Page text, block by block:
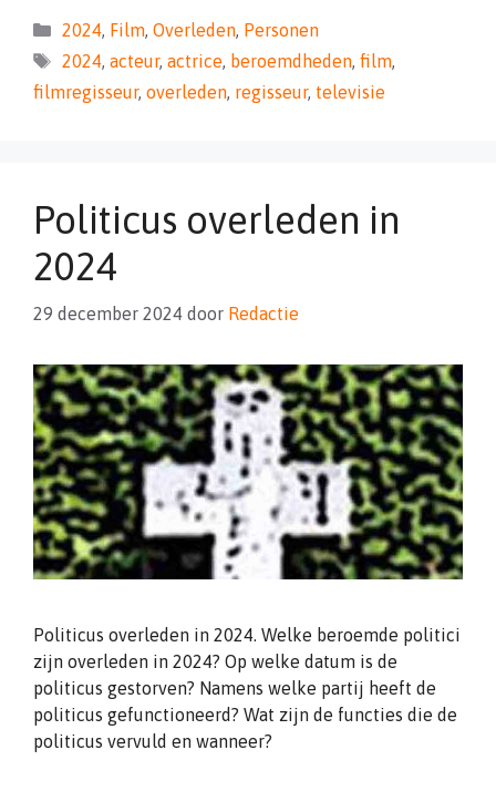
Categorieën
2024, Film, Overleden, Personen
Tags
2024, acteur, actrice, beroemdheden, film,
filmregisseur, overleden, regisseur, televisie
Politicus overleden in
2024
29 december 2024 door Redactie
Politicus overleden in 2024. Welke beroemde politici
zijn overleden in 2024? Op welke datum is de
politicus gestorven? Namens welke partij heeft de
politicus gefunctioneerd? Wat zijn de functies die de
politicus vervuld en wanneer?